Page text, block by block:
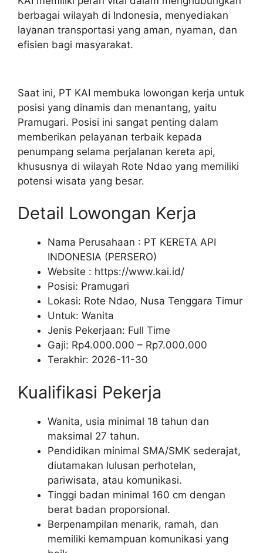
berbagai wilayah di Indonesia, menyediakan
layanan transportasi yang aman, nyaman, dan
efisien bagi masyarakat.
Saat ini, PT KAI membuka lowongan kerja untuk
posisi yang dinamis dan menantang, yaitu
Pramugari. Posisi ini sangat penting dalam
memberikan pelayanan terbaik kepada
penumpang selama perjalanan kereta api,
khususnya di wilayah Rote Ndao yang memiliki
potensi wisata yang besar.
Detail Lowongan Kerja
Nama Perusahaan : PT KERETA API
INDONESIA (PERSERO)
Website : https://www.kai.id/
Posisi: Pramugari
Lokasi: Rote Ndao, Nusa Tenggara Timur
Untuk: Wanita
Jenis Pekerjaan: Full Time
Gaji: Rp4.000.000 – Rp7.000.000
Terakhir: 2026-11-30
Kualifikasi Pekerja
Wanita, usia minimal 18 tahun dan
maksimal 27 tahun.
Pendidikan minimal SMA/SMK sederajat,
diutamakan lulusan perhotelan,
pariwisata, atau komunikasi.
Tinggi badan minimal 160 cm dengan
berat badan proporsional.
Berpenampilan menarik, ramah, dan
memiliki kemampuan komunikasi yang